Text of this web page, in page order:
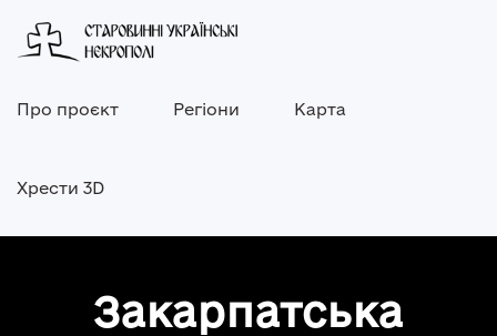
Про проєкт Регіони Карта
Хрести 3D
Закарпатська